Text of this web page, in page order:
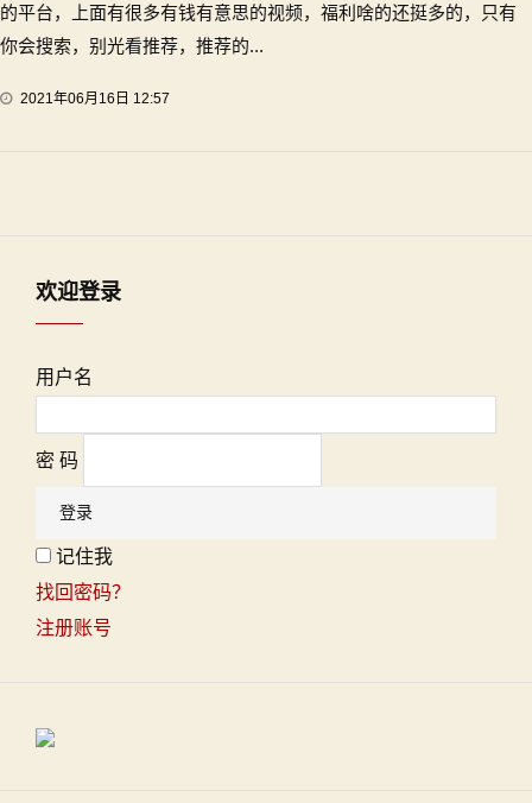
的平台，上面有很多有钱有意思的视频，福利啥的还挺多的，只有
你会搜索，别光看推荐，推荐的...
2021年06月16日 12:57
欢迎登录
用户名
密 码
记住我
找回密码？
注册账号